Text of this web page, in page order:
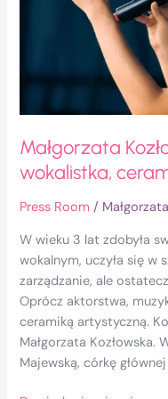
Małgorzata
wokalistka,
Press Room /
W wieku 3 lat zdobyła
wokalnym, uczyła się w
zarządzanie, ale
Oprócz aktorstwa,
ceramiką artystyczną.
Małgorzata Kozłowska.
Majewską, córkę
śniadanie)